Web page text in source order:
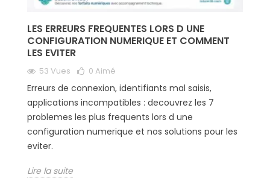
LES ERREURS FREQUENTES LORS D UNE
CONFIGURATION NUMERIQUE ET COMMENT
LES EVITER
53 Vues 0 Aimé
Erreurs de connexion, identifiants mal saisis,
applications incompatibles : decouvrez les 7
problemes les plus frequents lors d une
configuration numerique et nos solutions pour les
eviter.
Lire la suite